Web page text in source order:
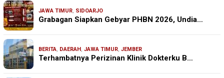
JAWA TIMUR, SIDOARJO
Grabagan Siapkan Gebyar PHBN 2026, Undia…
BERITA, DAERAH , JAWA TIMUR, JEMBER
Terhambatnya Perizinan Klinik Dokterku B…